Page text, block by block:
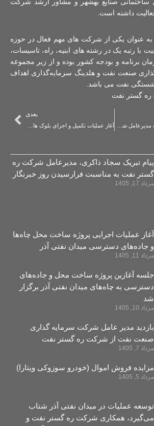
ساختمانی صنایع بهشهر و مشاور ارشد شرکت
داشته است.
عنوان یکی از شرکت های مهم فعال در حوزه
با رتبه یک در رشته های ابنیه، راه، تاسیسات،
برنامه و بودجه کشور بوده و از زیر مجموعه
صنعت نفت و هلدینگ سرمایه‌گذاری اهداف
نفت می باشد.
گستر نفت
بعدی
پیام تبریک سجاد ذاکری، مدیرعامل شرکت ره‌
گستر نفت به مناسبت فرارسیدن روز خبرنگار
مرداد 17, 1405
آغاز عملیات اجرایی پروژه ساخت محل چاه‌ها
و جاده‌های دسترسی میدان نفتی آذر
مرداد 11, 1405
جلسه آغازین پروژه ساخت محل و جاده‌های
دسترسی به چاه‌های میدان نفتی آذر برگزار
شد
مرداد 10, 1405
بازدید مدیر عامل شرکت سرمایه‌ گذاری
صنعت نفت از شرکت ره‌ گستر نفت
مرداد 7, 1405
مزایده فروش اموال (خودرو سوزوکی ویتارا)
مرداد 5, 1405
توسعه عملیات در میدان نفتی آذر شتاب
می‌گیرد، همکاری شرکت ره ‌گستر نفت و